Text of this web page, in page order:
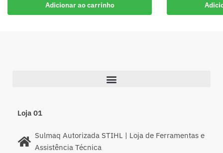
Adicionar ao carrinho
Loja 01
Sulmaq Autorizada STIHL | Loja de Ferramentas e
Assistência Técnica